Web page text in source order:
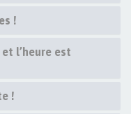
!
l’heure est
!